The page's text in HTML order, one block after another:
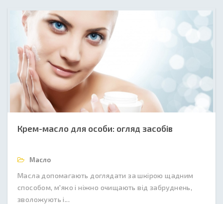
Крем-масло для особи: огляд засобів
Масло
Масла допомагають доглядати за шкірою щадним
способом, м'яко і ніжно очищають від забруднень,
зволожують і...